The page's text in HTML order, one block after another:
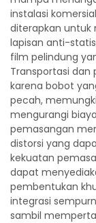
instalasi
diterapkan untuk
lapisan anti-
film pelindung
Transportasi dan
karena bobot
pecah,
mengurangi
pemasangan
distorsi yang
kekuatan
dapat
pembentukan
integrasi
sambil